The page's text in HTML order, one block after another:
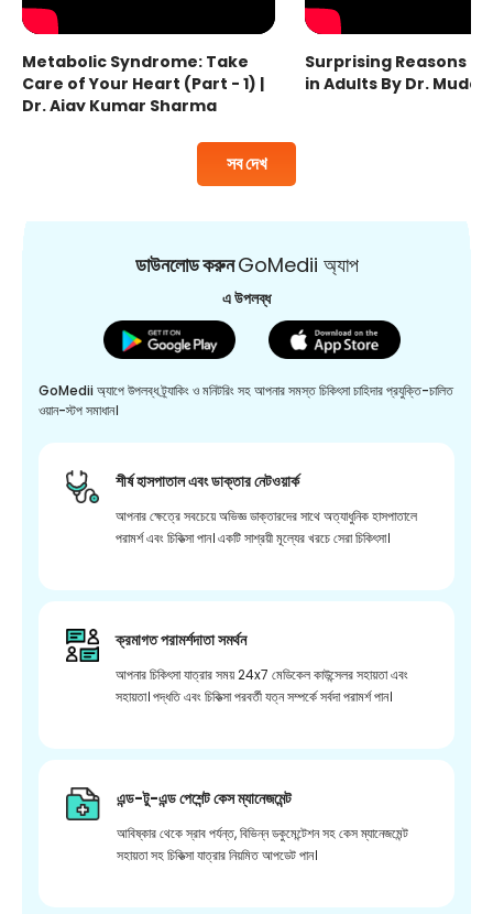
সব দেখ
Metabolic Syndrome: Take
Care of Your Heart (Part - 1) |
Dr. Ajay Kumar Sharma
Surprising Reasons
in Adults By Dr.
ডাউনলোড করুনGoMedii অ্যাপ
এ উপলব্ধ
GoMedii অ্যাপে উপলব্ধ ট্র্যাকিং ও মনিটরিং সহ আপনার সমস্ত চিকিৎসা চাহিদার প্রযুক্তি-চালিত
ওয়ান-স্টপ সমাধান।
শীর্ষ হাসপাতাল এবং ডাক্তার নেটওয়ার্ক
আপনার ক্ষেত্রে সবচেয়ে অভিজ্ঞ ডাক্তারদের সাথে অত্যাধুনিক হাসপাতালে
পরামর্শ এবং চিকিত্সা পান। একটি সাশ্রয়ী মূল্যের খরচে সেরা চিকিৎসা।
ক্রমাগত পরামর্শদাতা সমর্থন
আপনার চিকিৎসা যাত্রার সময় 24x7 মেডিকেল কাউন্সেলর সহায়তা এবং
সহায়তা। পদ্ধতি এবং চিকিত্সা পরবর্তী যত্ন সম্পর্কে সর্বদা পরামর্শ পান।
এন্ড-টু-এন্ড পেশেন্ট কেস ম্যানেজমেন্ট
আবিষ্কার থেকে স্রাব পর্যন্ত, বিভিন্ন ডকুমেন্টেশন সহ কেস ম্যানেজমেন্ট
সহায়তা সহ চিকিত্সা যাত্রার নিয়মিত আপডেট পান।